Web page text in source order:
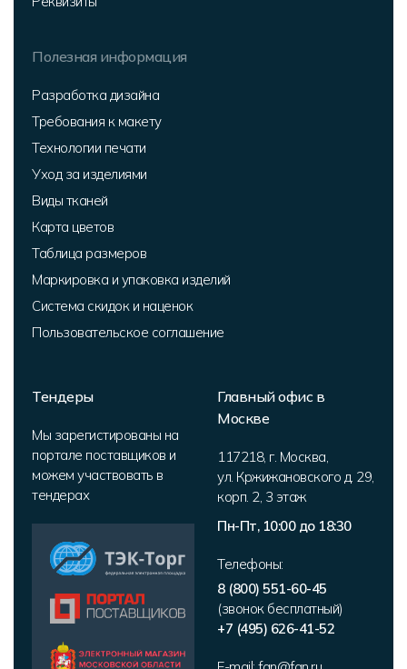
Полезная информация
Разработка дизайна
Требования к макету
Технологии печати
Уход за изделиями
Виды тканей
Карта цветов
Таблица размеров
Маркировка и упаковка изделий
Система скидок и наценок
Пользовательское соглашение
Тендеры
Мы зарегистированы на
портале поставщиков и
можем участвовать в
тендерах
Главный офис в
Москве
117218, г. Москва,
ул. Кржижановского д. 29,
корп. 2, 3 этаж
Пн-Пт, 10:00 до 18:30
Телефоны:
8 (800) 551-60-45
(звонок бесплатный)
+7 (495) 626-41-52